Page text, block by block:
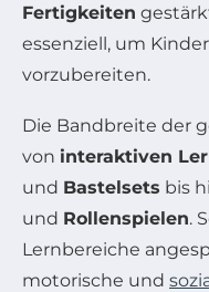
Fertigkeiten
essenziell, um
vorzubereiten.
Die Bandbreite der
von interaktiven
und Bastelsets bis
und Rollenspielen.
Lernbereiche
motorische und